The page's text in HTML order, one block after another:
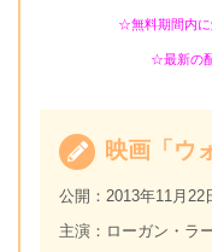
☆無料期間内
☆最新の
映画「ウ
公開：2013年11月22
主演：ローガン・ラ